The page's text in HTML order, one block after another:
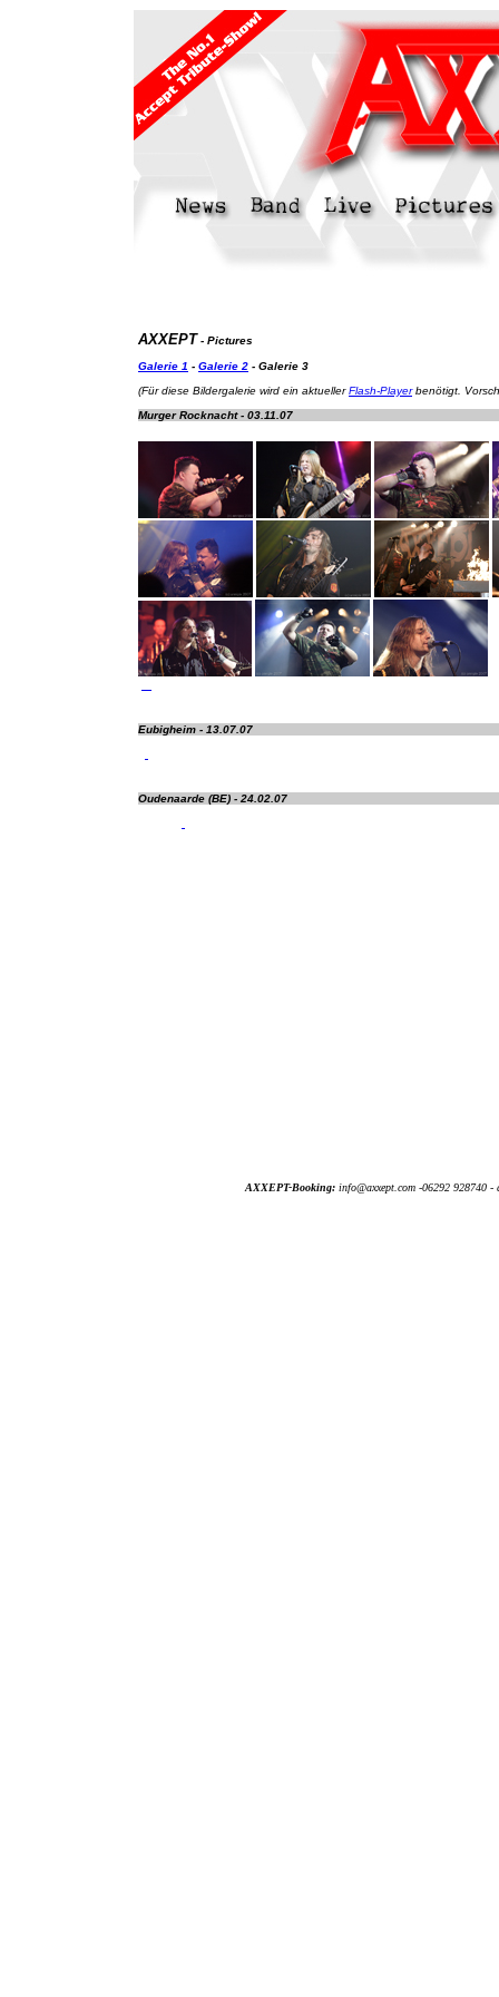
AXXEPT - Pictures
Galerie 1 - Galerie 2 - Galerie 3
(Für diese Bildergalerie wird ein aktuellerFlash-Playerbenötigt.
Murger Rocknacht - 03.11.07
Eubigheim - 13.07.07
Oudenaarde (BE) - 24.02.07
AXXEPT-Booking:info@axxept.com -06292 928740 -